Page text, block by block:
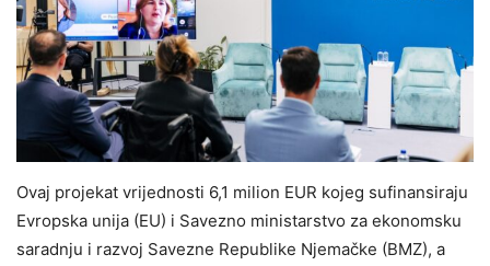
Ovaj projekat vrijednosti 6,1 milion EUR kojeg sufinansiraju
Evropska unija (EU) i Savezno ministarstvo za ekonomsku
saradnju i razvoj Savezne Republike Njemačke (BMZ), a